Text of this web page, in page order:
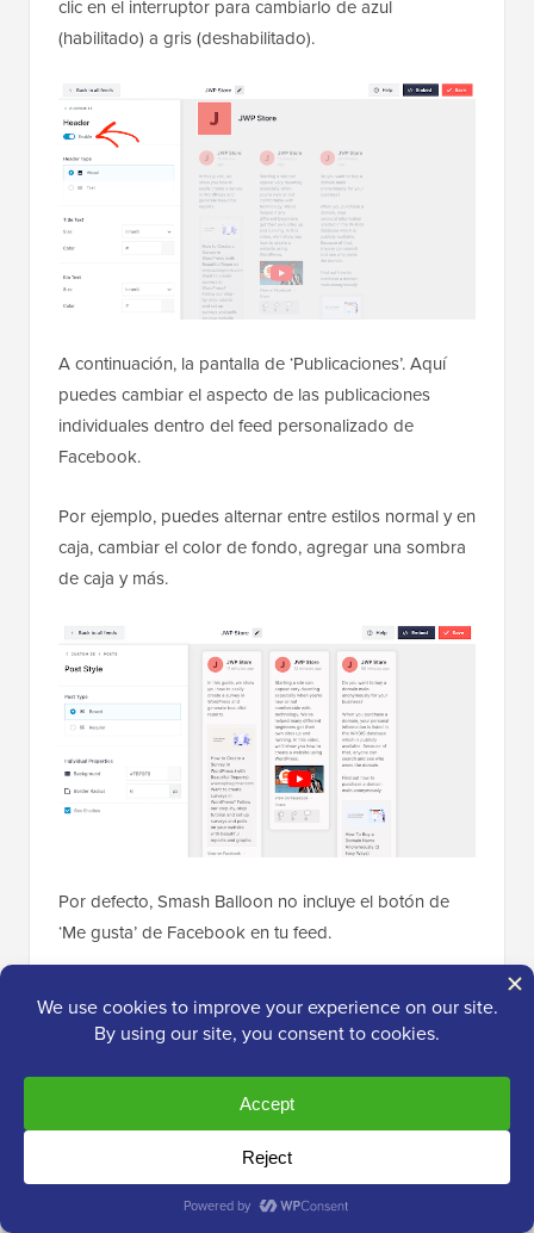
clic en el interruptor para cambiarlo de azul
(habilitado) a gris (deshabilitado).
A continuación, la pantalla de ‘Publicaciones’. Aquí
puedes cambiar el aspecto de las publicaciones
individuales dentro del feed personalizado de
Facebook.
Por ejemplo, puedes alternar entre estilos normal y en
caja, cambiar el color de fondo, agregar una sombra
de caja y más.
Por defecto, Smash Balloon no incluye el botón de
‘Me gusta’ de Facebook en tu feed.
Facebook, es posible que desees agregar este botón
izquierdo del editor.
Después de eso, simplemente haz clic en el botón
‘Habilitar’ para que se ponga azul. Ahora, si te
desplazas hasta la parte inferior de la vista previa,